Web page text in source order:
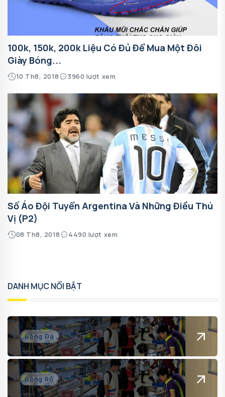
100k, 150k, 200k Liệu Có Đủ Để Mua Một Đôi
Giày Bóng...
10 Th8, 2018 3960 lượt xem
Số Áo Đội Tuyển Argentina Và Những Điều Thú
Vị (P2)
08 Th8, 2018 4490 lượt xem
DANH MỤC NỔI BẬT
Bóng Đá
Bóng Rổ